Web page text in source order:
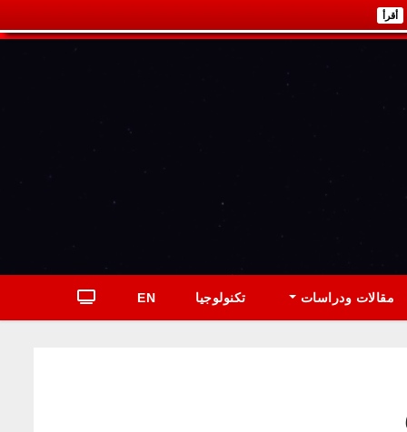
أقرأ
مقالات ودراسات تكنولوجيا EN